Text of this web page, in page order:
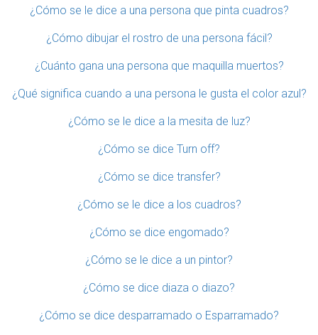
¿Cómo se le dice a una persona que pinta cuadros?
¿Cómo dibujar el rostro de una persona fácil?
¿Cuánto gana una persona que maquilla muertos?
¿Qué significa cuando a una persona le gusta el color azul?
¿Cómo se le dice a la mesita de luz?
¿Cómo se dice Turn off?
¿Cómo se dice transfer?
¿Cómo se le dice a los cuadros?
¿Cómo se dice engomado?
¿Cómo se le dice a un pintor?
¿Cómo se dice diaza o diazo?
¿Cómo se dice desparramado o Esparramado?